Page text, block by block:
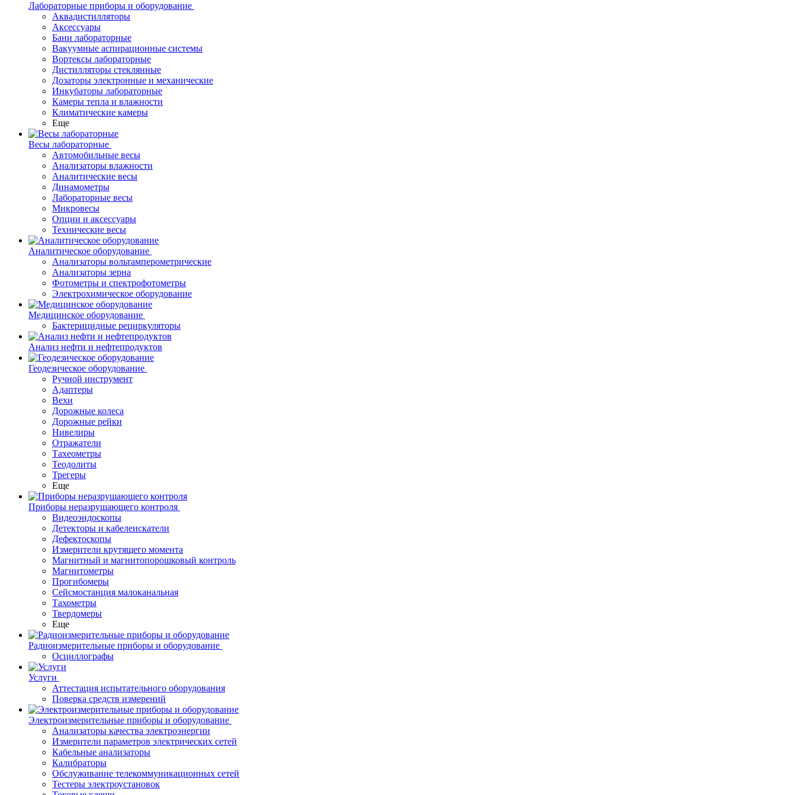
Лабораторные приборы и оборудование
Аквадистилляторы
Аксессуары
Бани лабораторные
Вакуумные аспирационные системы
Вортексы лабораторные
Дистилляторы стеклянные
Дозаторы электронные и механические
Инкубаторы лабораторные
Камеры тепла и влажности
Климатические камеры
Еще
Весы лабораторные
Автомобильные весы
Анализаторы влажности
Аналитические весы
Динамометры
Лабораторные весы
Микровесы
Опции и аксессуары
Технические весы
Аналитическое оборудование
Анализаторы вольтамперометрические
Анализаторы зерна
Фотометры и спектрофотометры
Электрохимическое оборудование
Медицинское оборудование
Бактерицидные рециркуляторы
Анализ нефти и нефтепродуктов
Геодезическое оборудование
Ручной инструмент
Адаптеры
Вехи
Дорожные колеса
Дорожные рейки
Нивелиры
Отражатели
Тахеометры
Теодолиты
Трегеры
Еще
Приборы неразрушающего контроля
Видеоэндоскопы
Детекторы и кабелеискатели
Дефектоскопы
Измерители крутящего момента
Магнитный и магнитопорошковый контроль
Магнитометры
Прогибомеры
Сейсмостанция малоканальная
Тахометры
Твердомеры
Еще
Радиоизмерительные приборы и оборудование
Осциллографы
Услуги
Аттестация испытательного оборудования
Поверка средств измерений
Электроизмерительные приборы и оборудование
Анализаторы качества электроэнергии
Измерители параметров электрических сетей
Кабельные анализаторы
Калибраторы
Обслуживание телекоммуникационных сетей
Тестеры электроустановок